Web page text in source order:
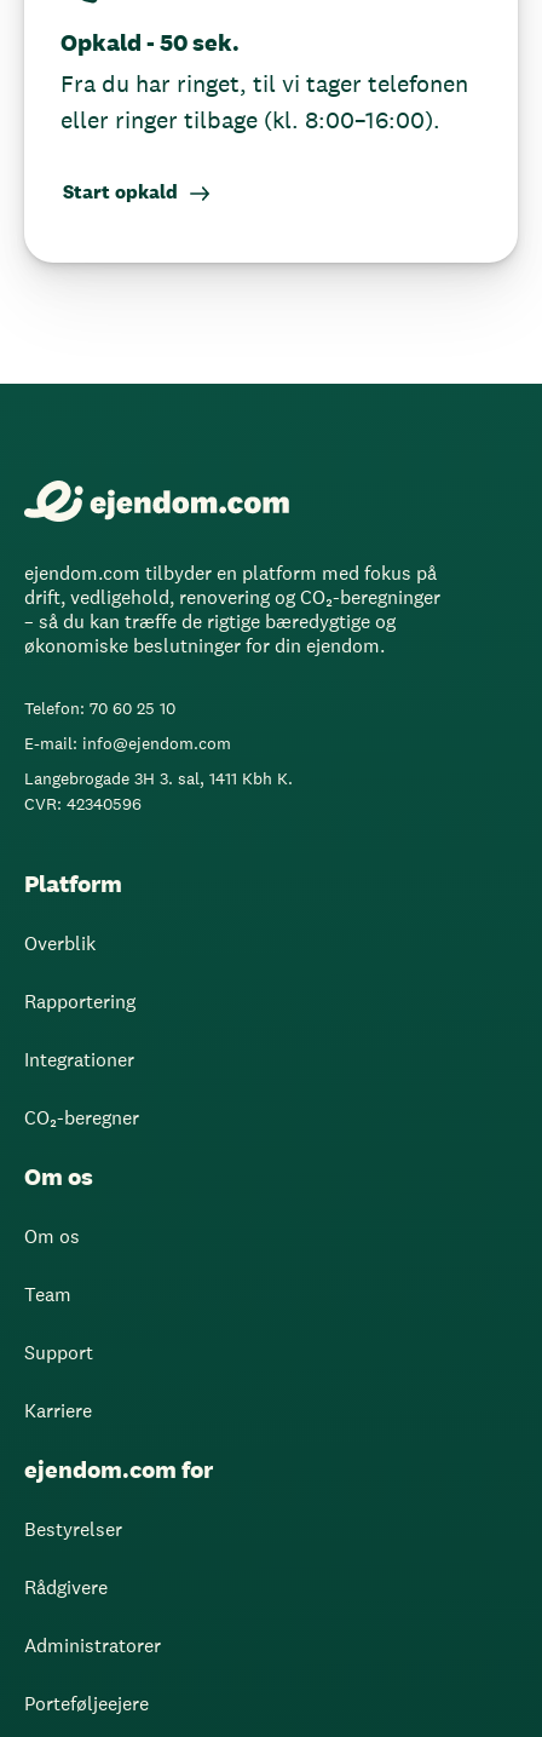
Opkald - 50 sek.
Fra du har ringet, til vi tager telefonen
eller ringer tilbage (kl. 8:00–16:00).
Start opkald
ejendom.com tilbyder en platform med fokus på
drift, vedligehold, renovering og CO₂-beregninger
– så du kan træffe de rigtige bæredygtige og
økonomiske beslutninger for din ejendom.
Telefon: 70 60 25 10
E-mail: info@ejendom.com
Langebrogade 3H 3. sal, 1411 Kbh K.
CVR: 42340596
Platform
Overblik
Rapportering
Integrationer
CO₂-beregner
Om os
Om os
Team
Support
Karriere
ejendom.com for
Bestyrelser
Rådgivere
Administratorer
Porteføljeejere